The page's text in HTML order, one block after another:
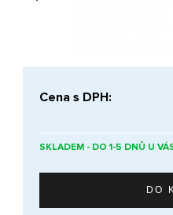
Cena s DPH:
SKLADEM - DO 1-5 DNŮ U